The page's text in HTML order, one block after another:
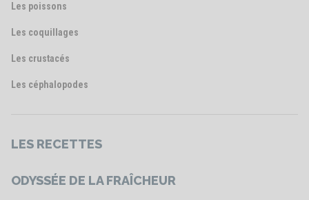
Les poissons
Les coquillages
Les crustacés
Les céphalopodes
LES RECETTES
ODYSSÉE DE LA FRAÎCHEUR